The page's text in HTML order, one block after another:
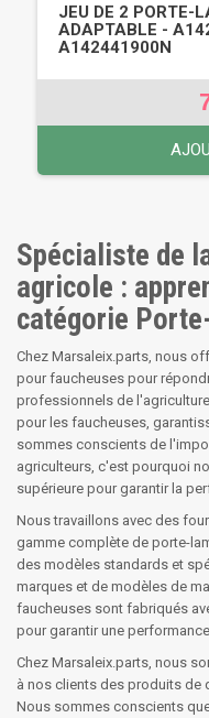
JEU DE 2 PORTE-
ADAPTABLE -
A142441900N
Spécialiste de
agricole :
catégorie
Chez Marsaleix.parts, nous
pour faucheuses pour
professionnels de
pour les faucheuses,
sommes conscients de
agriculteurs, c'est pourquoi
supérieure pour garantir la
Nous travaillons avec des
gamme complète de porte-
des modèles standards et
marques et de modèles de
faucheuses sont fabriqués
pour garantir une
Chez Marsaleix.parts, nous
à nos clients des produits de
Nous sommes conscients